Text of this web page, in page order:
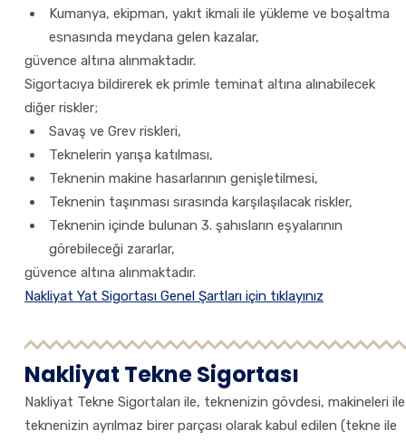
Kumanya, ekipman, yakıt ikmali ile yükleme ve boşaltma
esnasında meydana gelen kazalar,
güvence altına alınmaktadır.
Sigortacıya bildirerek ek primle teminat altına alınabilecek
diğer riskler;
Savaş ve Grev riskleri,
Teknelerin yarışa katılması,
Teknenin makine hasarlarının genişletilmesi,
Teknenin taşınması sırasında karşılaşılacak riskler,
Teknenin içinde bulunan 3. şahısların eşyalarının
görebileceği zararlar,
güvence altına alınmaktadır.
Nakliyat Yat Sigortası Genel Şartları için tıklayınız
Nakliyat Tekne Sigortası
Nakliyat Tekne Sigortaları ile, teknenizin gövdesi, makineleri ile
teknenizin ayrılmaz birer parçası olarak kabul edilen (tekne ile